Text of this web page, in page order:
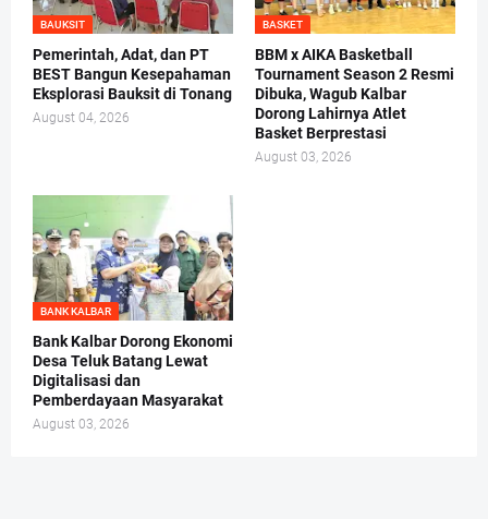
BAUKSIT
Pemerintah, Adat, dan PT
BEST Bangun Kesepahaman
Eksplorasi Bauksit di Tonang
August 04, 2026
BASKET
BBM x AIKA Basketball
Tournament Season 2 Resmi
Dibuka, Wagub Kalbar
Dorong Lahirnya Atlet
Basket Berprestasi
August 03, 2026
BANK KALBAR
Bank Kalbar Dorong Ekonomi
Desa Teluk Batang Lewat
Digitalisasi dan
Pemberdayaan Masyarakat
August 03, 2026